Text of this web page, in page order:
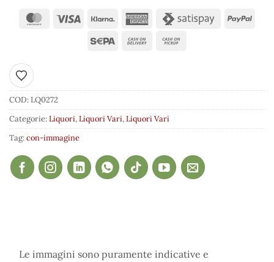
Aggiungi ai preferiti
COD:LQ0272
Categorie:Liquori,Liquori Vari,Liquori Vari
Tag:con-immagine
Le immagini sono puramente indicative e